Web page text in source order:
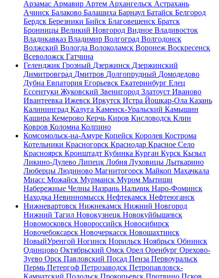
Арзамас Армавир Артем Архангельск Астрахань
Ачинск Балаково Балашиха Барнаул Батайск Белгород
Бердск Березники Бийск Благовещенск Братск
Бронницы Великий Новгород Видное Владивосток
Владикавказ Владимир Волгоград Волгодонск
Волжский Вологда Волоколамск Воронеж Воскресенск
Всеволожск Гатчина
Геленджик Грозный Дзержинск Дзержинский
Димитровград Дмитров Долгопрудный Домодедово
Дубна Евпатория Егорьевск Екатеринбург Елец
Ессентуки Жуковский Звенигород Златоуст Иваново
Ивантеевка Ижевск Иркутск Истра Йошкар-Ола Казань
Калининград Калуга Каменск-Уральский Камышин
Кашира Кемерово Керчь Киров Кисловодск Клин
Ковров Коломна Колпино
Комсомольск-на-Амуре Копейск Королев Кострома
Котельники Красногорск Краснодар Красное Село
Красноярск Кронштадт Кубинка Курган Курск Кызыл
Ликино-Дулево Липецк Лобня Луховицы Лыткарино
Люберцы Людиново Магнитогорск Майкоп Махачкала
Миасс Можайск Мурманск Муром Мытищи
Набережные Челны Назрань Нальчик Наро-Фоминск
Находка Невинномысск Нефтекамск Нефтеюганск
Нижневартовск Нижнекамск Нижний Новгород
Нижний Тагил Новокузнецк Новокуйбышевск
Новомосковск Новороссийск Новосибирск
Новочебоксарск Новочеркасск Новошахтинск
НовыйУренгой Ногинск Норильск Ноябрьск Обнинск
Одинцово Октябрьский Омск Орел Оренбург Орехово-
Зуево Орск Павловский Посад Пенза Первоуральск
Пермь Петергоф Петрозаводск Петропавловск-
Камчатский Подольск Прокопьевск Протвино Псков